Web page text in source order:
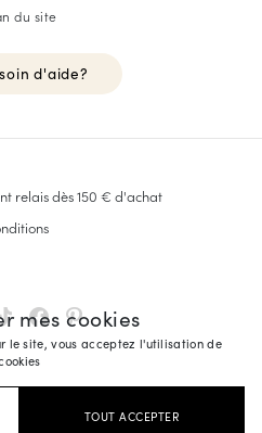
mes cookies
le site, vous acceptez l'utilisation de
TOUT ACCEPTER
du site
d'aide?
relais dès 150 € d'achat